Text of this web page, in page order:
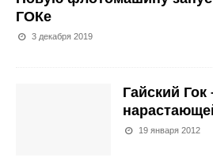
ГОКе
3 декабря 2019
Гайский
19 января 2012